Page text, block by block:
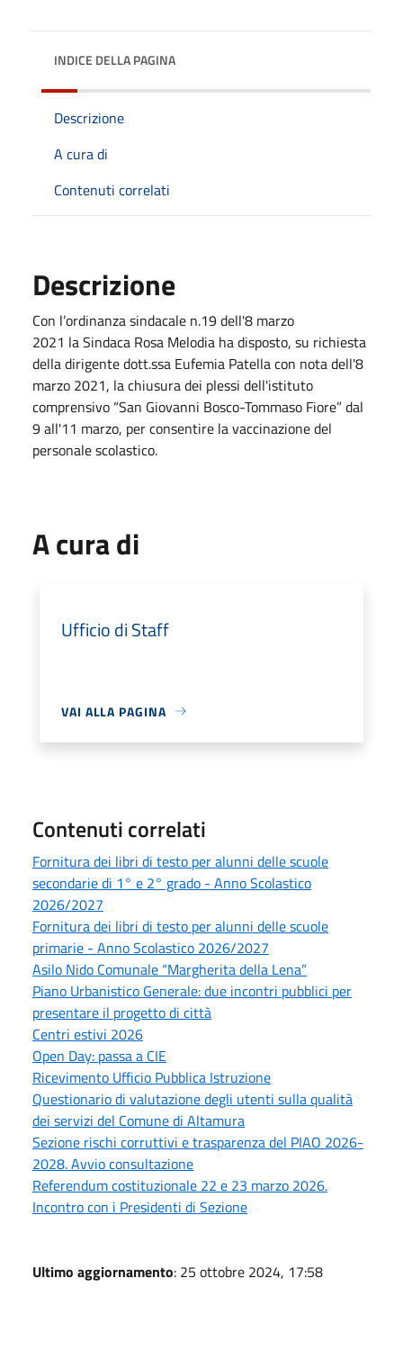
INDICE DELLA PAGINA
Descrizione
A cura di
Contenuti correlati
Descrizione
Con l’ordinanza sindacale n.19 dell'8 marzo
2021 laSindaca Rosa Melodia ha disposto, su richiesta
della dirigente dott.ssa Eufemia Patella con nota dell'8
marzo 2021, la chiusura dei plessi dell'istituto
comprensivo “San Giovanni Bosco-Tommaso Fiore” dal
9 all'11 marzo, per consentire la vaccinazione del
personale scolastico.
A cura di
Ufficio di Staff
VAI ALLA PAGINA
Contenuti correlati
Fornitura dei libri di testo per alunni delle scuole
secondarie di 1° e 2° grado - Anno Scolastico
2026/2027
Fornitura dei libri di testo per alunni delle scuole
primarie - Anno Scolastico 2026/2027
Asilo Nido Comunale “Margherita della Lena”
Piano Urbanistico Generale: due incontri pubblici per
presentare il progetto di città
Centri estivi 2026
Open Day: passa a CIE
Ricevimento Ufficio Pubblica Istruzione
Questionario di valutazione degli utenti sulla qualità
dei servizi del Comune di Altamura
Sezione rischi corruttivi e trasparenza del PIAO 2026-
2028. Avvio consultazione
Referendum costituzionale 22 e 23 marzo 2026.
Incontro con i Presidenti di Sezione
Ultimo aggiornamento: 25 ottobre 2024, 17:58